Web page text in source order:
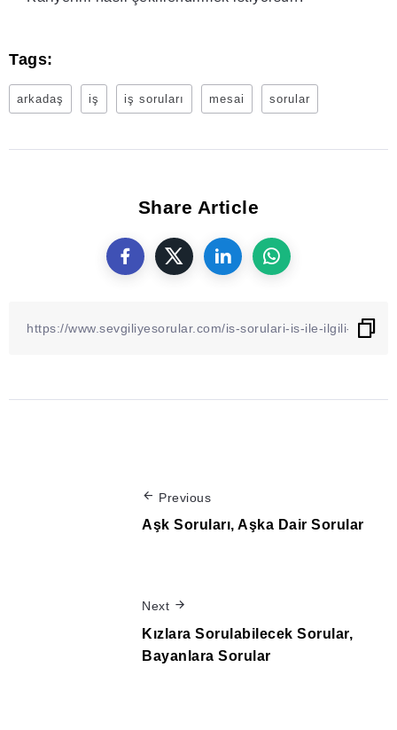
Tags:
arkadaş iş iş soruları mesai sorular
Share Article
Previous
Aşk Soruları, Aşka Dair Sorular
Next
Kızlara Sorulabilecek Sorular,
Bayanlara Sorular